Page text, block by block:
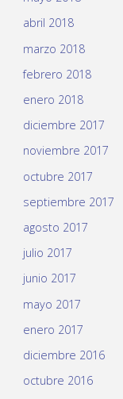
abril 2018
marzo 2018
febrero 2018
enero 2018
diciembre 2017
noviembre 2017
octubre 2017
septiembre 2017
agosto 2017
julio 2017
junio 2017
mayo 2017
enero 2017
diciembre 2016
octubre 2016